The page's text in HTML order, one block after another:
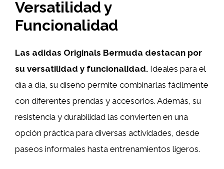
Versatilidad y
Funcionalidad
Las adidas Originals Bermuda destacan por
su versatilidad y funcionalidad. Ideales para el
día a día, su diseño permite combinarlas fácilmente
con diferentes prendas y accesorios. Además, su
resistencia y durabilidad las convierten en una
opción práctica para diversas actividades, desde
paseos informales hasta entrenamientos ligeros.